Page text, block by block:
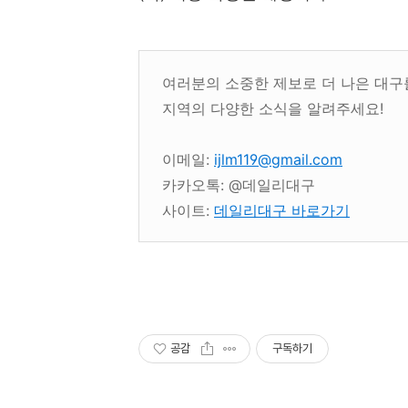
여러분의 소중한 제보로 더 나은 대구
지역의 다양한 소식을 알려주세요!
이메일: ijlm119@gmail.com
카카오톡: @데일리대구
사이트: 데일리대구 바로가기
공감 구독하기